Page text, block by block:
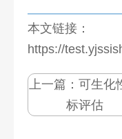
本文链接：
https://
上一篇： 可生化
标评估